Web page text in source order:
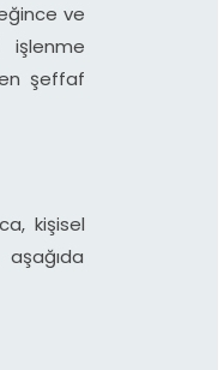
ve
işlenme
en şeffaf
kişisel